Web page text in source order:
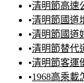
•清明節國道
•清明節國道
•清明節替代
•清明節客運
•1968高乘載
•2026清明節